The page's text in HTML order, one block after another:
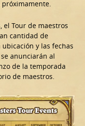
el Tour de maestros
cantidad de
y las fechas
anunciarán al
de la temporada
de maestros.